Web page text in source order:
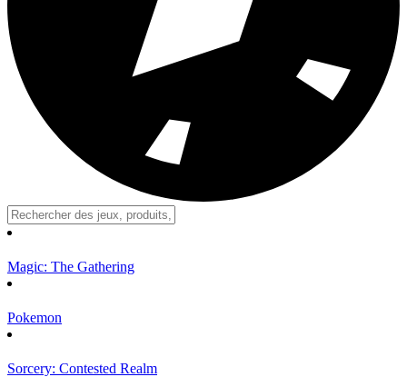
Magic: The Gathering
Pokemon
Sorcery: Contested Realm